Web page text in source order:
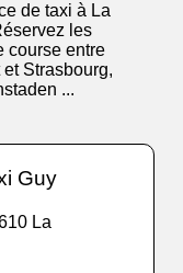
de taxi à La
les
course entre
Strasbourg,
...
Guy
La